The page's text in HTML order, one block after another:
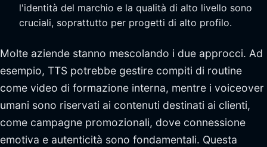
l'identità del marchio e la qualità di alto livello sono
cruciali, soprattutto per progetti di alto profilo.
Molte aziende stanno mescolando i due approcci. Ad
esempio, TTS potrebbe gestire compiti di routine
come video di formazione interna, mentre i voiceover
umani sono riservati ai contenuti destinati ai clienti,
come campagne promozionali, dove connessione
emotiva e autenticità sono fondamentali. Questa